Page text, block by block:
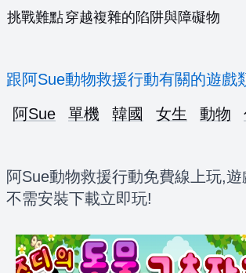
挑戰難點穿越複雜的陷阱與障礙物
跟阿Sue動物救援行動有關的遊戲
阿Sue
單機 韓國 女生 動物
阿Sue動物救援行動免費線上玩,
不需安裝下載立即玩!